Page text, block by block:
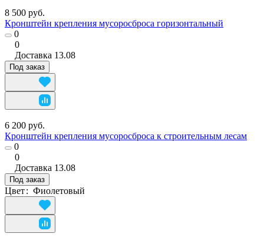
8 500 руб.
Кронштейн крепления мусоросброса горизонтальный
0
0
Доставка 13.08
Под заказ
6 200 руб.
Кронштейн крепления мусоросброса к строительным лесам
0
0
Доставка 13.08
Под заказ
Цвет: Фиолетовый